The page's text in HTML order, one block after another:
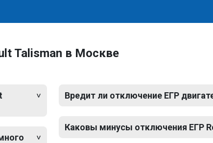
Talisman в Москве
Вредит ли отключение ЕГР
Каковы минусы отключения ЕГР